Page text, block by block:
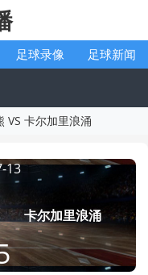
足球录像 足球新闻
VS 卡尔加里浪涌
13
卡尔加里浪涌